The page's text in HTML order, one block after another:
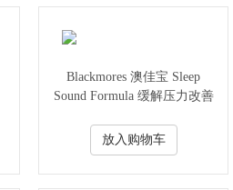
Blackmores 澳佳宝 Sleep
Sound Formula 缓解压力改善
放入购物车